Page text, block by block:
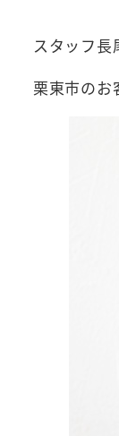
スタッフ長
栗東市のお